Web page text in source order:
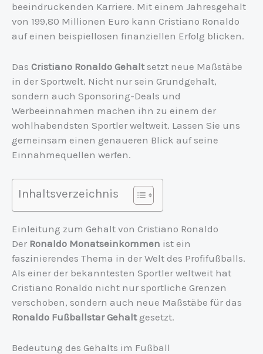
beeindruckenden Karriere. Mit einem Jahresgehalt
von 199,80 Millionen Euro kann Cristiano Ronaldo
auf einen beispiellosen finanziellen Erfolg blicken.
Das Cristiano Ronaldo Gehaltsetzt neue Maßstäbe
in der Sportwelt. Nicht nur sein Grundgehalt,
sondern auch Sponsoring-Deals und
Werbeeinnahmen machen ihn zu einem der
wohlhabendsten Sportler weltweit. Lassen Sie uns
gemeinsam einen genaueren Blick auf seine
Einnahmequellen werfen.
Inhaltsverzeichnis
Einleitung zum Gehalt von Cristiano Ronaldo
Der Ronaldo Monatseinkommen ist ein
faszinierendes Thema in der Welt des Profifußballs.
Als einer der bekanntesten Sportler weltweit hat
Cristiano Ronaldo nicht nur sportliche Grenzen
verschoben, sondern auch neue Maßstäbe für das
Ronaldo Fußballstar Gehaltgesetzt.
Bedeutung des Gehalts im Fußball